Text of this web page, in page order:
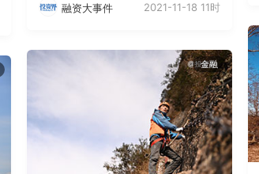
融资大事件 2021-11-18 11时
金融